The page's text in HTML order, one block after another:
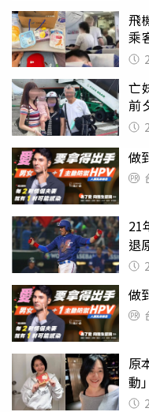
飛
乘
別
亡
前
做
21
退
做
原
動